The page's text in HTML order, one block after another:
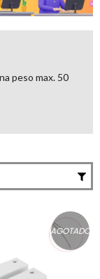
peso max. 50
AGOTADO